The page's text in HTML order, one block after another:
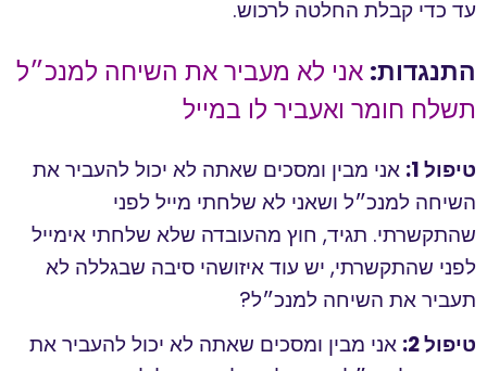
עד כדי קבלת החלטה לרכוש.
התנגדות: אני לא מעביר את השיחה למנכ״ל
תשלח חומר ואעביר לו במייל
טיפול 1:
אני מבין ומסכים שאתה לא יכול להעביר את
השיחה למנכ״ל ושאני לא שלחתי מייל לפני
שהתקשרתי. תגיד, חוץ מהעובדה שלא שלחתי אימייל
לפני שהתקשרתי, יש עוד איזושהי סיבה שבגללה לא
תעביר את השיחה למנכ״ל?
טיפול 2:
אני מבין ומסכים שאתה לא יכול להעביר את